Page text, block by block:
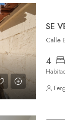
SE
Calle
4